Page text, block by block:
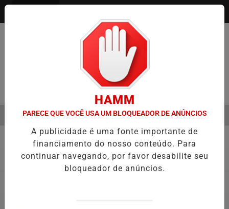
Pesquisar Notícia
É A VIRADA DO VAREJO ÓPTICO EM 2026 WELTON
EM ALTA
MENU
Justiça
HAMM
PARECE QUE VOCÊ USA UM BLOQUEADOR DE ANÚNCIOS
A publicidade é uma fonte importante de
financiamento do nosso conteúdo. Para
continuar navegando, por favor desabilite seu
bloqueador de anúncios.